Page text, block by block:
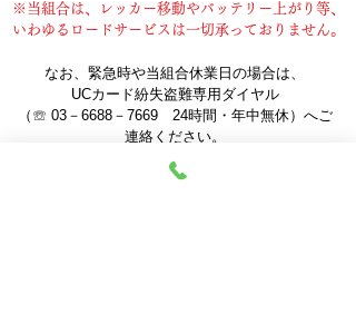
※当組合は、レッカー移動やバッテリー上がり等、
いわゆるロードサービスは一切承っておりません。
なお、緊急時や当組合休業日の場合は、
UCカード紛失盗難専用ダイヤル
（☏ 03－6688－7669 24時間・年中無休）へご
連絡ください。
それ以外に関しましては、上記のお電話のほか、